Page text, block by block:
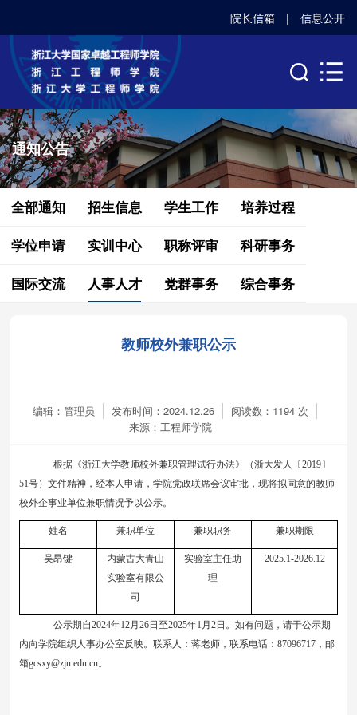
院长信箱 | 信息公开
通知公告
全部通知 招生信息 学生工作
培养过程
学位申请
实训中心 职称评审
科研事务
国际交流
人事人才 党群事务 综合事务
教师校外兼职公示
编辑：管理员 发布时间：2024.12.26 阅读数： 1194 次
来源：工程师学院
根据《浙江大学教师校外兼职管理试行办法》（浙大发人〔2019〕
51号）文件精神，经本人申请，学院党政联席会议审批，现将拟同意的教师
校外企事业单位兼职情况予以公示。
姓名 兼职单位 兼职职务 兼职期限
吴昂键
内蒙古大青山
实验室有限公
司
实验室主任助
理
2025.1-2026.12
公示期自2024年12月 26日至2025年1 月 2日。如有问题，请于公示期
内向学院组织人事办公室反映。联系人： 蒋老师，联系电话： 87096717 ，邮
箱gcsxy@zju.edu.cn。